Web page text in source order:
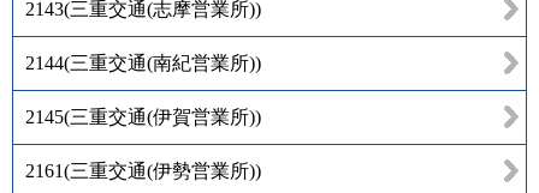
2143(三重交通(志摩営業所))
2144(三重交通(南紀営業所))
2145(三重交通(伊賀営業所))
2161(三重交通(伊勢営業所))